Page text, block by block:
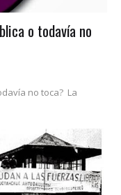
o todavía no
no toca? La